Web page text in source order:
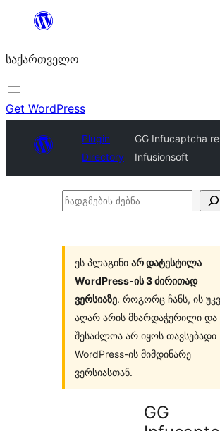
შიგთავსზე
საქართველო
Get WordPress
Plugin
Directory
GG Infucaptcha
Infusionsoft
ჩადგმების
ეს პლაგინი არ დატესტილა
WordPress-ის 3 ძირითად
ვერსიაზე. როგორც ჩანს, ის
აღარ არის მხარდაჭერილი და
შესაძლოა არ იყოს თავსებადი
WordPress-ის მიმდინარე
ვერსიასთან.
GG